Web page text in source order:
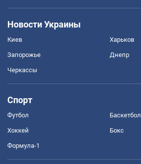
Новости Украины
Киев Харьков
Запорожье Днепр
Черкассы
Спорт
Футбол Баскетбол
Хоккей Бокс
Формула-1